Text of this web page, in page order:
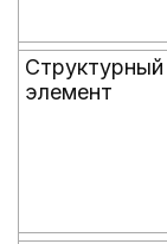
Структурный
элемент